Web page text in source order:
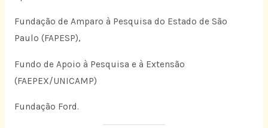
Fundação de Amparo à Pesquisa do Estado de São
Paulo (FAPESP),
Fundo de Apoio à Pesquisa e à Extensão
(FAEPEX/UNICAMP)
Fundação Ford.